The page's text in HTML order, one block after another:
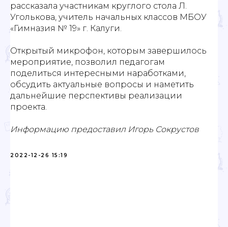
рассказала участникам круглого стола Л.
Уголькова, учитель начальных классов МБОУ
«Гимназия № 19» г. Калуги.
Открытый микрофон, которым завершилось
мероприятие, позволил педагогам
поделиться интересными наработками,
обсудить актуальные вопросы и наметить
дальнейшие перспективы реализации
проекта.
Информацию предоставил Игорь Сокрустов
2022-12-26 15:19